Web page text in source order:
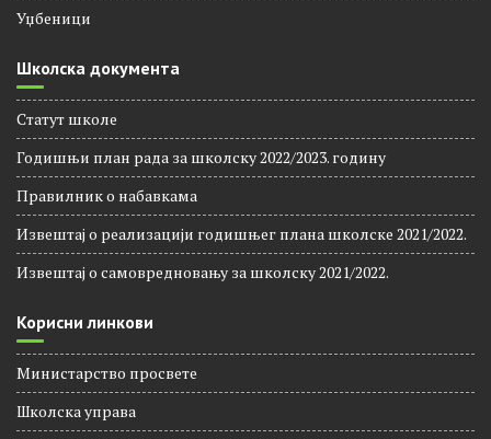
Уџбеници
Школска документа
Статут школе
Годишњи план рада за школску 2022/2023. годину
Правилник о набавкама
Извештај о реализацији годишњег плана школске 2021/2022.
Извештај о самовредновању за школску 2021/2022.
Корисни линкови
Министарство просвете
Школска управа